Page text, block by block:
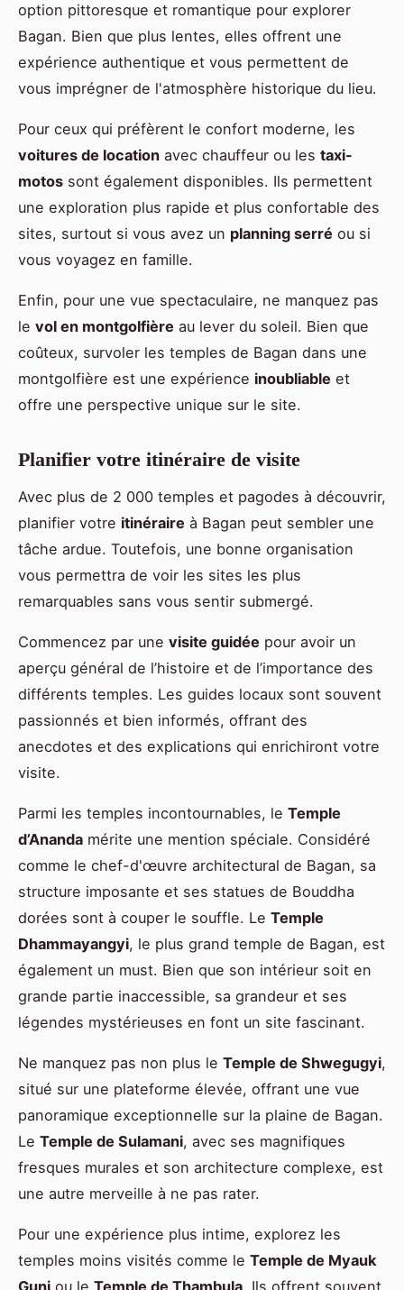
option pittoresque et romantique pour explorer
Bagan. Bien que plus lentes, elles offrent une
expérience authentique et vous permettent de
vous imprégner de l'atmosphère historique du lieu.
Pour ceux qui préfèrent le confort moderne, les
voitures de location avec chauffeur ou les taxi-
motos sont également disponibles. Ils permettent
une exploration plus rapide et plus confortable des
sites, surtout si vous avez un planning serré ou si
vous voyagez en famille.
Enfin, pour une vue spectaculaire, ne manquez pas
le vol en montgolfière au lever du soleil. Bien que
coûteux, survoler les temples de Bagan dans une
montgolfière est une expérience inoubliable et
offre une perspective unique sur le site.
Planifier votre itinéraire de visite
Avec plus de 2 000 temples et pagodes à découvrir,
planifier votre itinéraire à Bagan peut sembler une
tâche ardue. Toutefois, une bonne organisation
vous permettra de voir les sites les plus
remarquables sans vous sentir submergé.
Commencez par une visite guidée pour avoir un
aperçu général de l’histoire et de l’importance des
différents temples. Les guides locaux sont souvent
passionnés et bien informés, offrant des
anecdotes et des explications qui enrichiront votre
visite.
Parmi les temples incontournables, le Temple
d’Ananda mérite une mention spéciale. Considéré
comme le chef-d'œuvre architectural de Bagan, sa
structure imposante et ses statues de Bouddha
dorées sont à couper le souffle. Le Temple
Dhammayangyi, le plus grand temple de Bagan, est
également un must. Bien que son intérieur soit en
grande partie inaccessible, sa grandeur et ses
légendes mystérieuses en font un site fascinant.
Ne manquez pas non plus le Temple de Shwegugyi,
situé sur une plateforme élevée, offrant une vue
panoramique exceptionnelle sur la plaine de Bagan.
Le Temple de Sulamani, avec ses magnifiques
fresques murales et son architecture complexe, est
une autre merveille à ne pas rater.
Pour une expérience plus intime, explorez les
temples moins visités comme le Temple de Myauk